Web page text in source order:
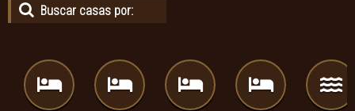
Buscar casas por: